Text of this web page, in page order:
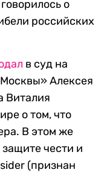
о
российских
в суд на
Алексея
Виталия
о том, что
В этом же
защите чести и
(признан